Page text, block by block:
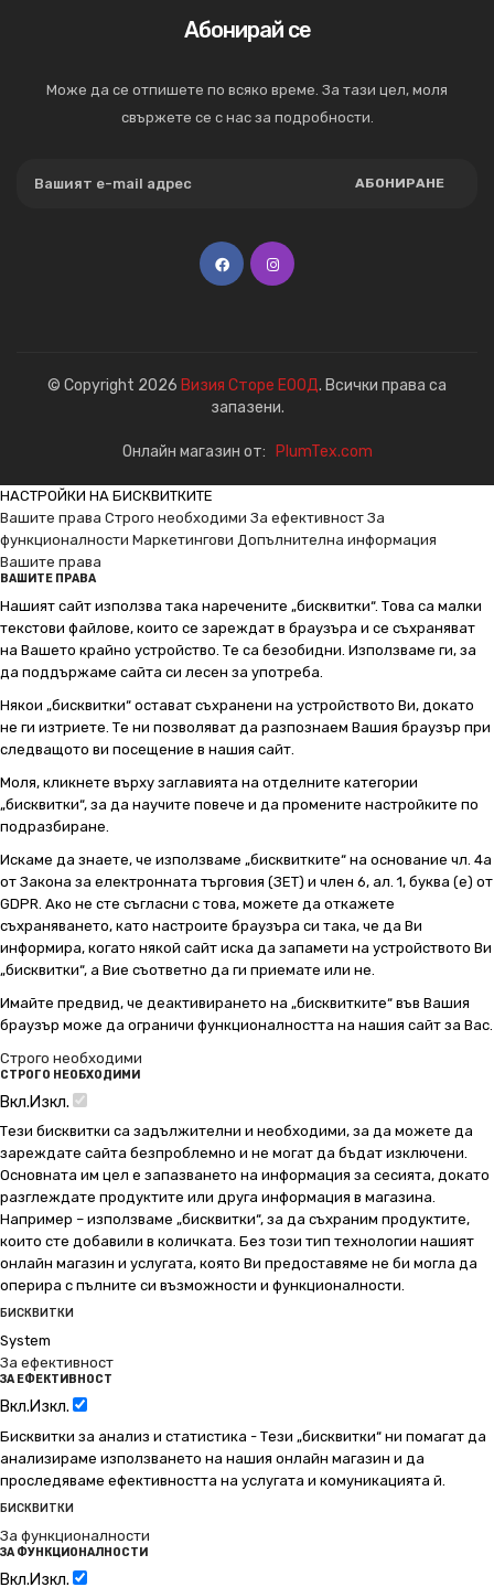
Абонирай се
Може да се отпишете по всяко време. За тази цел, моля
свържете се с нас за подробности.
АБОНИРАНЕ
© Copyright 2026 Визия Сторе ЕООД. Всички права са
запазени.
Онлайн магазин от: PlumTex.com
НАСТРОЙКИ НА БИСКВИТКИТЕ
Вашите права Строго необходими За ефективност За
функционалности Маркетингови Допълнителна информация
Вашите права
ВАШИТЕ ПРАВА
Нашият сайт използва така наречените „бисквитки“. Това са малки
текстови файлове, които се зареждат в браузъра и се съхраняват
на Вашето крайно устройство. Те са безобидни. Използваме ги, за
да поддържаме сайта си лесен за употреба.
Някои „бисквитки“ остават съхранени на устройството Ви, докато
не ги изтриете. Те ни позволяват да разпознаем Вашия браузър при
следващото ви посещение в нашия сайт.
Моля, кликнете върху заглавията на отделните категории
„бисквитки“, за да научите повече и да промените настройките по
подразбиране.
Искаме да знаете, че използваме „бисквитките“ на основание чл. 4а
от Закона за електронната търговия (ЗЕТ) и член 6, ал. 1, буква (е) от
GDPR. Ако не сте съгласни с това, можете да откажете
съхраняването, като настроите браузъра си така, че да Ви
информира, когато някой сайт иска да запамети на устройството Ви
„бисквитки“, а Вие съответно да ги приемате или не.
Имайте предвид, че деактивирането на „бисквитките“ във Вашия
браузър може да ограничи функционалността на нашия сайт за Вас.
Строго необходими
СТРОГО НЕОБХОДИМИ
Вкл.Изкл.
Тези бисквитки са задължителни и необходими, за да можете да
зареждате сайта безпроблемно и не могат да бъдат изключени.
Основната им цел е запазването на информация за сесията, докато
разглеждате продуктите или друга информация в магазина.
Например – използваме „бисквитки“, за да съхраним продуктите,
които сте добавили в количката. Без този тип технологии нашият
онлайн магазин и услугата, която Ви предоставяме не би могла да
оперира с пълните си възможности и функционалности.
БИСКВИТКИ
System
За ефективност
ЗА ЕФЕКТИВНОСТ
Вкл.Изкл.
Бисквитки за анализ и статистика - Тези „бисквитки“ ни помагат да
анализираме използването на нашия онлайн магазин и да
проследяваме ефективността на услугата и комуникацията й.
БИСКВИТКИ
За функционалности
ЗА ФУНКЦИОНАЛНОСТИ
Вкл.Изкл.